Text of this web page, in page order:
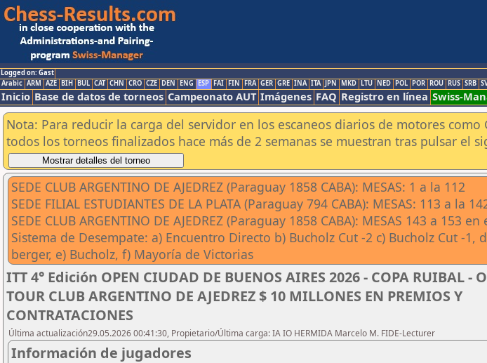
Logged on: Gast
Arabic ARM AZE BIH BUL CAT CHN CRO CZE DEN ENG ESP FAI FIN FRA GER GRE INA ITA JPN MKD LTU NED POL POR ROU RUS SRB
Inicio Base de datos de torneos Campeonato AUT Imágenes FAQ Registro en línea Swiss-
Nota: Para reducir la carga del servidor en los escaneos diarios de motores como
todos los torneos finalizados hace más de 2 semanas se muestran tras pulsar el
SEDE CLUB ARGENTINO DE AJEDREZ (Paraguay 1858 CABA): MESAS: 1 a la 112
SEDE FILIAL ESTUDIANTES DE LA PLATA (Paraguay 794 CABA): MESAS: 113 a la
SEDE CLUB ARGENTINO DE AJEDREZ (Paraguay 1858 CABA): MESAS 143 a 153 en
Sistema de Desempate: a) Encuentro Directo b) Bucholz Cut -2 c) Bucholz Cut -1,
berger, e) Bucholz, f) Mayoría de Victorias
ITT 4° Edición OPEN CIUDAD DE BUENOS AIRES 2026 - COPA RUIBAL -
TOUR CLUB ARGENTINO DE AJEDREZ $ 10 MILLONES EN PREMIOS Y
CONTRATACIONES
Última actualización29.05.2026 00:41:30, Propietario/Última carga: IA IO HERMIDA Marcelo M. FIDE-Lecturer
Información de jugadores